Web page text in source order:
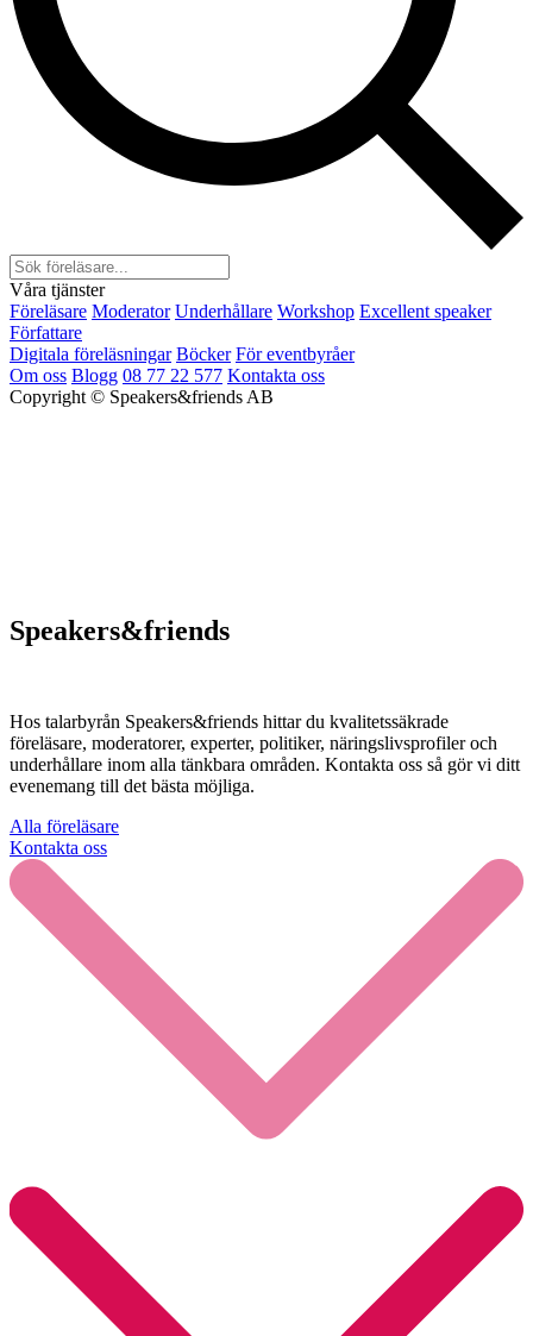
Våra tjänster
Föreläsare Moderator Underhållare Workshop Excellent speaker
Författare
Digitala föreläsningar Böcker För eventbyråer
Om oss Blogg 08 77 22 577 Kontakta oss
Copyright © Speakers&friends AB
Speakers&friends
Hos talarbyrån Speakers&friends hittar du kvalitetssäkrade
föreläsare, moderatorer, experter, politiker, näringslivsprofiler och
underhållare inom alla tänkbara områden. Kontakta oss så gör vi ditt
evenemang till det bästa möjliga.
Alla föreläsare
Kontakta oss